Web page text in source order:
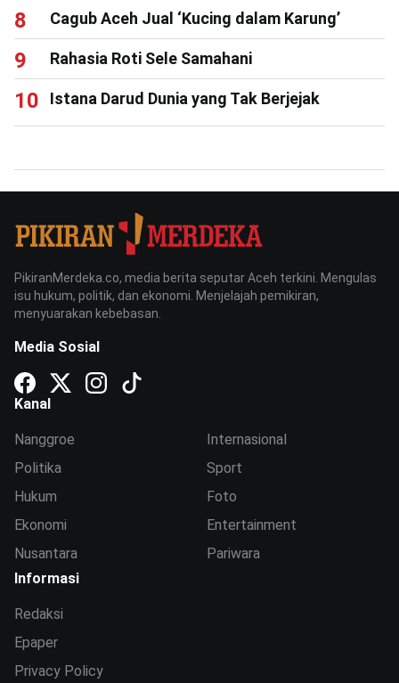
Cagub Aceh Jual ‘Kucing dalam Karung’
Rahasia Roti Sele Samahani
Istana Darud Dunia yang Tak Berjejak
PikiranMerdeka.co, media berita seputar Aceh terkini. Mengulas
isu hukum, politik, dan ekonomi. Menjelajah pemikiran,
menyuarakan kebebasan.
Media Sosial
Kanal
Nanggroe
Politika
Hukum
Ekonomi
Nusantara
Internasional
Sport
Foto
Entertainment
Pariwara
Informasi
Redaksi
Epaper
Privacy Policy